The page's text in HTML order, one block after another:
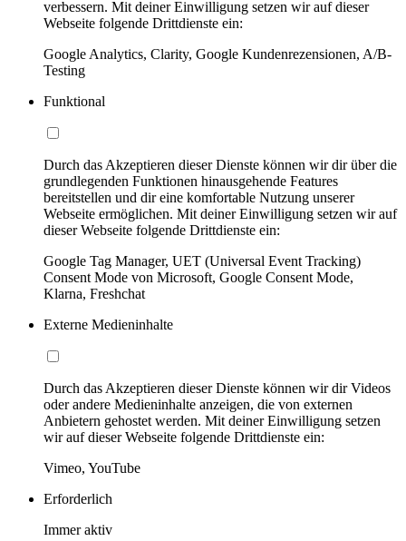
verbessern. Mit deiner Einwilligung setzen wir auf dieser
Webseite folgende Drittdienste ein:
Google Analytics, Clarity, Google Kundenrezensionen, A/B-
Testing
Funktional
Durch das Akzeptieren dieser Dienste können wir dir über die
grundlegenden Funktionen hinausgehende Features
bereitstellen und dir eine komfortable Nutzung unserer
Webseite ermöglichen. Mit deiner Einwilligung setzen wir auf
dieser Webseite folgende Drittdienste ein:
Google Tag Manager, UET (Universal Event Tracking)
Consent Mode von Microsoft, Google Consent Mode,
Klarna, Freshchat
Externe Medieninhalte
Durch das Akzeptieren dieser Dienste können wir dir Videos
oder andere Medieninhalte anzeigen, die von externen
Anbietern gehostet werden. Mit deiner Einwilligung setzen
wir auf dieser Webseite folgende Drittdienste ein:
Vimeo, YouTube
Erforderlich
Immer aktiv